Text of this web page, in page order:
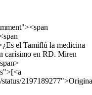
el Tamiflú la medicina
carísimo en RD. Miren